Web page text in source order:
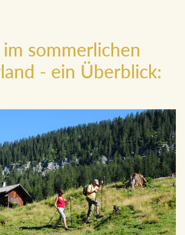
sommerlichen
- ein Überblick: